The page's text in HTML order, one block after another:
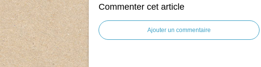
Commenter cet article
Ajouter un commentaire